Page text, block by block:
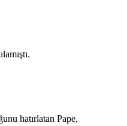
hatırlatan Pape,